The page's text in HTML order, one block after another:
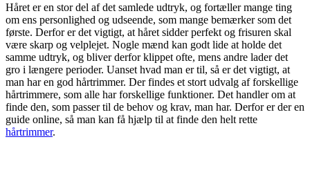
Håret er en stor del af det samlede udtryk, og fortæller mange ting
om ens personlighed og udseende, som mange bemærker som det
første. Derfor er det vigtigt, at håret sidder perfekt og frisuren skal
være skarp og velplejet. Nogle mænd kan godt lide at holde det
samme udtryk, og bliver derfor klippet ofte, mens andre lader det
gro i længere perioder. Uanset hvad man er til, så er det vigtigt, at
man har en god hårtrimmer. Der findes et stort udvalg af forskellige
hårtrimmere, som alle har forskellige funktioner. Det handler om at
finde den, som passer til de behov og krav, man har. Derfor er der en
guide online, så man kan få hjælp til at finde den helt rette
hårtrimmer.